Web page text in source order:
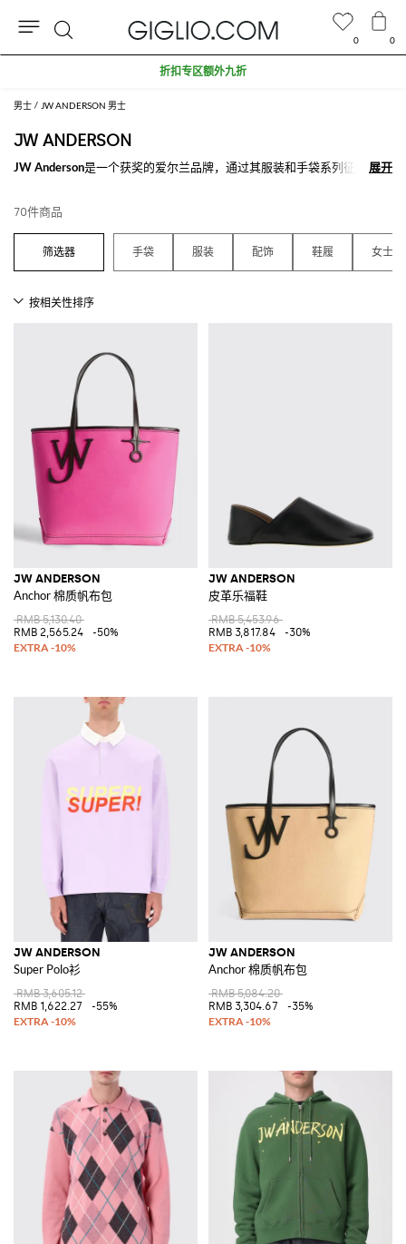
男士 JW ANDERSON 男士
JW ANDERSON
JW Anderson是一个获奖的爱尔兰品牌，通过其服装和手袋系列征服了时
是奢华魅力和运动风的女强人最完美的选择。
探索我们的JW Anderson手袋
和女装就在Giglio.com，购买你最爱的那款
满500€免费配送。
展开
展开
70件商品
手袋 服装 配饰 鞋履 女士
JW ANDERSON
Anchor 棉质帆布包
RMB 5,130.40
RMB 2,565.24
-50%
JW ANDERSON
皮革乐福鞋
RMB 5,453.96
RMB 3,817.84
-30%
JW ANDERSON
Super Polo衫
RMB 3,605.12
RMB 1,622.27
-55%
JW ANDERSON
Anchor 棉质帆布包
RMB 5,084.20
RMB 3,304.67
-35%
0 0
折扣专区额外九折